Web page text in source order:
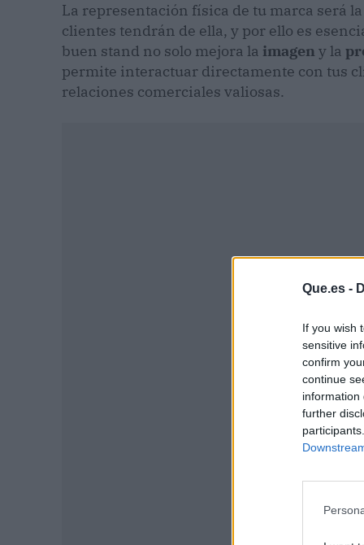
Que.es -
If you wish
sensitive
confirm
continue
information
further
La representación física de tu marca será
clientes tendrán de ella, y por ello es
buen stand no solo mejora la imagen y la
permite interactuar directamente con tus
relaciones comerciales valiosas.